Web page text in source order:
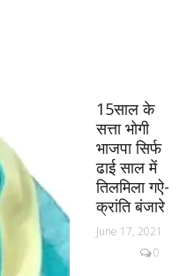
15साल के
सत्ता भोगी
भाजपा सिर्फ
ढाई साल में
तिलमिला गऐ-
क्रांति बंजारे
June 17, 2021
0